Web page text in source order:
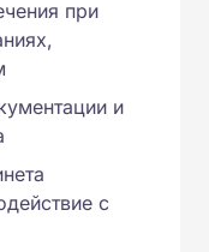
при
и
с